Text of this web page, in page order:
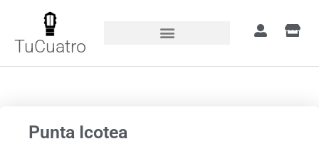
TuCuatro
Punta Icotea